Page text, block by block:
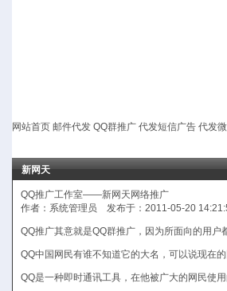
网站首页 邮件代发 QQ群推广 代发短信广告 代发
新网天
QQ推广工作室——新网天网络推广
作者：系统管理员 发布于：2011-05-20
QQ推广其意就是QQ群推广 ，因为所面向的用
QQ中国网民有谁不知道它的大名，可以说现在
QQ是一种即时通讯工具，在他被广大的网民使